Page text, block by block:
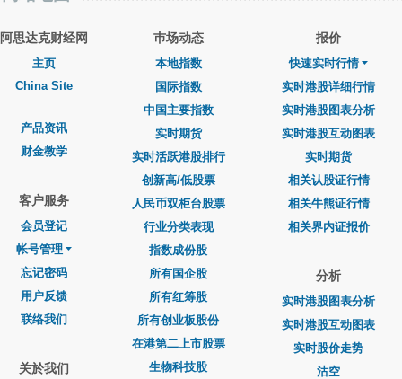
阿思达克财经网
主页
China Site
产品资讯
财金教学
客户服务
会员登记
帐号管理
忘记密码
用户反馈
联络我们
关於我们
巿场动态
本地指数
国际指数
中国主要指数
实时期货
实时活跃港股排行
创新高/低股票
人民币双柜台股票
行业分类表现
指数成份股
所有国企股
所有红筹股
所有创业板股份
在港第二上市股票
生物科技股
报价
快速实时行情
实时港股详细行情
实时港股图表分析
实时港股互动图表
实时期货
相关认股证行情
相关牛熊证行情
相关界内证报价
分析
实时港股图表分析
实时港股互动图表
实时股价走势
沽空